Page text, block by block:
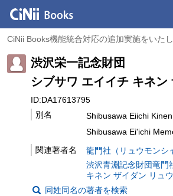
CiNii Books機能統合対応の追加実施をいた
渋沢栄一記念財団
シブサワ エイイチ キネン
ID:DA17613795
別名
Shibusawa Eiichi
Shibusawa Ei'ichi
関連著者名
龍門社（リュウモンシ
渋沢青淵記念財団竜門
キネン ザイダン リュウ
同姓同名の著者を検索